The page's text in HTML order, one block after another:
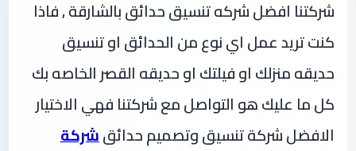
شركتنا افضل شركه تنسيق حدائق بالشارقة , فاذا
كنت تريد عمل اي نوع من الحدائق او تنسيق
حديقه منزلك او فيلتك او حديقه القصر الخاصه بك
كل ما عليك هو التواصل مع شركتنا فهي الاختيار
الافضل شركة تنسيق وتصميم حدائقشركة